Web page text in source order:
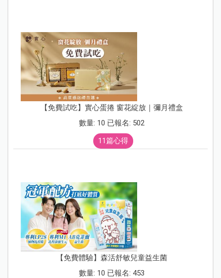
【免費試吃】實心蛋捲 窗花綻放｜彌月禮盒
數量: 10 已報名: 502
11篇心得
【免費體驗】森活舒敏兒童益生菌
數量: 10 已報名: 453